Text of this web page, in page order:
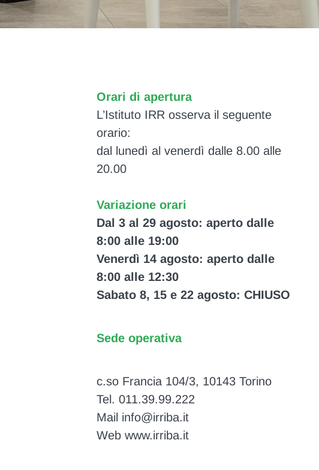
Orari di apertura
L’Istituto IRR osserva il seguente
orario:
dal lunedì al venerdì dalle 8.00 alle
20.00
Variazione orari
Dal 3 al 29 agosto: aperto dalle
8:00 alle 19:00
Venerdì 14 agosto: aperto dalle
8:00 alle 12:30
Sabato 8, 15 e 22 agosto: CHIUSO
Sede operativa
c.so Francia 104/3, 10143 Torino
Tel. 011.39.99.222
Mail info@irriba.it
Web www.irriba.it